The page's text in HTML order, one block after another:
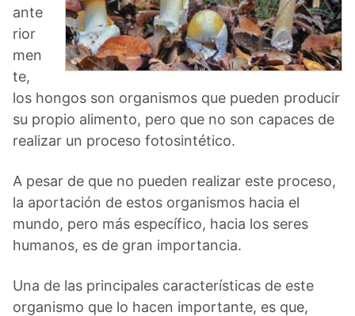
ante
rior
men
te,
los hongos son organismos que pueden producir
su propio alimento, pero que no son capaces de
realizar un proceso fotosintético.
A pesar de que no pueden realizar este proceso,
la aportación de estos organismos hacia el
mundo, pero más específico, hacia los seres
humanos, es de gran importancia.
Una de las principales características de este
organismo que lo hacen importante, es que,